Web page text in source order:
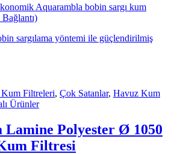
Aquarambla bobin sargı kum
sargılama yöntemi ile güçlendirilmiş
Filtreleri, Çok Satanlar, Havuz Kum
Ürünler
Lamine Polyester Ø 1050
Filtresi